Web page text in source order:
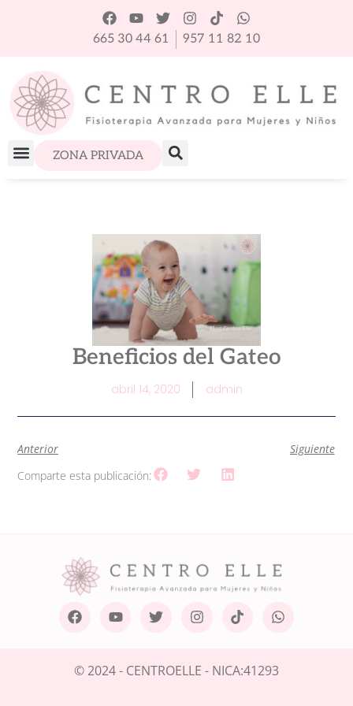
665 30 44 61 957 11 82 10
ZONA PRIVADA
Beneficios del Gateo
abril 14, 2020 admin
Anterior
Siguiente
Comparte esta publicación:
© 2024 - CENTROELLE - NICA:41293